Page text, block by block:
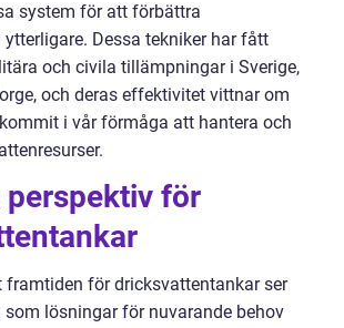
system för att förbättra
Dessa tekniker har fått
och civila tillämpningar i Sverige,
och deras effektivitet vittnar om
i vår förmåga att hantera och
perspektiv för
framtiden för dricksvattentankar ser
som lösningar för nuvarande behov